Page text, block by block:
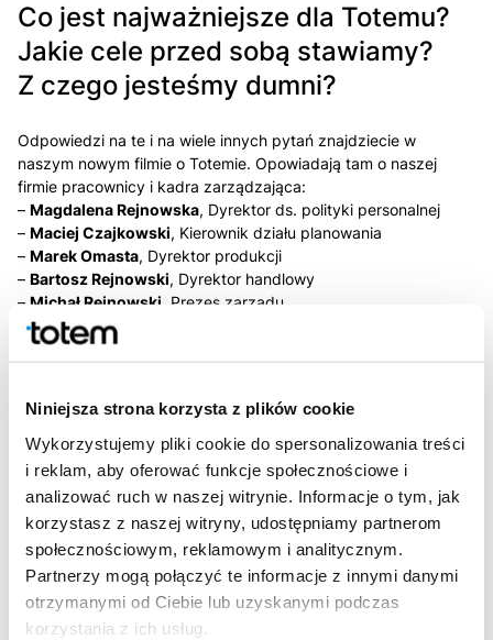
Niniejsza strona korzysta z plików cookie
Wykorzystujemy pliki cookie do spersonalizowania treści
i reklam, aby oferować funkcje społecznościowe i
analizować ruch w naszej witrynie. Informacje o tym, jak
korzystasz z naszej witryny, udostępniamy partnerom
społecznościowym, reklamowym i analitycznym.
Partnerzy mogą połączyć te informacje z innymi danymi
otrzymanymi od Ciebie lub uzyskanymi podczas
korzystania z ich usług.
Co jest najważniejsze dla Totemu?
Jakie cele przed sobą stawiamy?
Z czego jesteśmy dumni?
Odpowiedzi na te i na wiele innych pytań znajdziecie w
naszym nowym filmie o Totemie. Opowiadają tam o naszej
firmie pracownicy i kadra zarządzająca:
– Magdalena Rejnowska, Dyrektor ds. polityki personalnej
– Maciej Czajkowski, Kierownik działu planowania
– Marek Omasta, Dyrektor produkcji
– Bartosz Rejnowski, Dyrektor handlowy
– Michał Rejnowski , Prezes zarządu.
Zapraszamy do obejrzenia!
Poprzedni artykuł